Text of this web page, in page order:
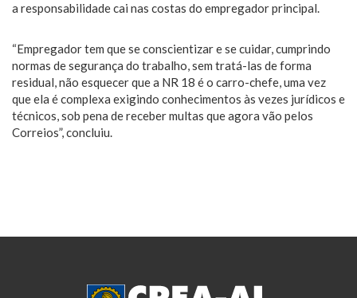
a responsabilidade cai nas costas do empregador principal.
“Empregador tem que se conscientizar e se cuidar, cumprindo
normas de segurança do trabalho, sem tratá-las de forma
residual, não esquecer que a NR 18 é o carro-chefe, uma vez
que ela é complexa exigindo conhecimentos às vezes jurídicos e
técnicos, sob pena de receber multas que agora vão pelos
Correios”, concluiu.